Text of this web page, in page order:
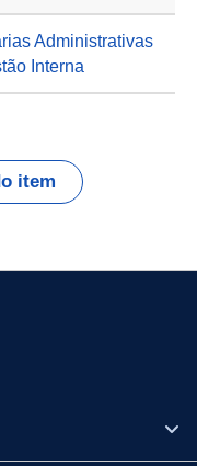
Administrativas
Interna
item